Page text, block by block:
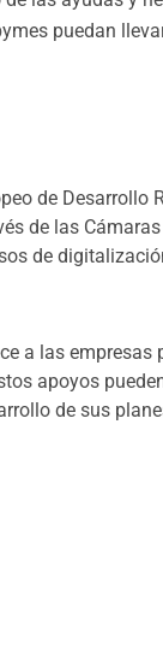
de las Cámaras
de
a las empresas
de sus